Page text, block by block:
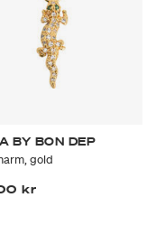
BY BON DEP
gold
kr